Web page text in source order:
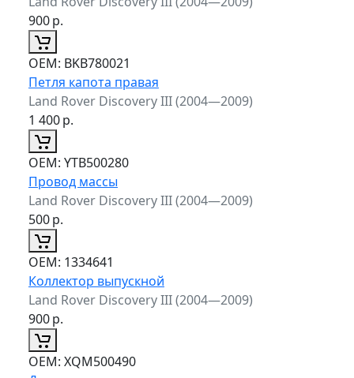
900р.
ОЕМ: BKB780021
Петля капота правая
Land Rover Discovery III (2004—2009)
1 400р.
ОЕМ: YTB500280
Провод массы
Land Rover Discovery III (2004—2009)
500р.
ОЕМ: 1334641
Коллектор выпускной
Land Rover Discovery III (2004—2009)
900р.
ОЕМ: XQM500490